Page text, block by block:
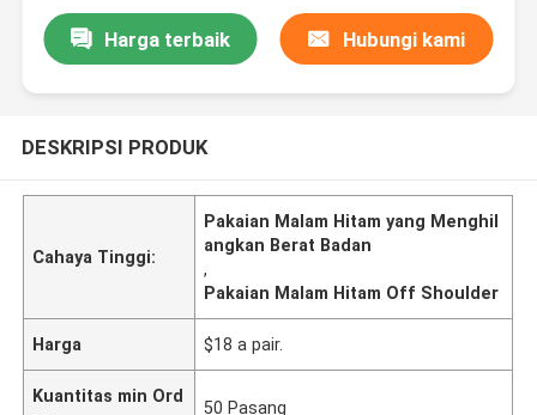
Harga terbaik Hubungi kami
DESKRIPSI PRODUK
Cahaya Tinggi:
Pakaian Malam Hitam yang Menghil
angkan Berat Badan
,
Pakaian Malam Hitam Off Shoulder
Harga $18 a pair.
Kuantitas min Ord
50 Pasang